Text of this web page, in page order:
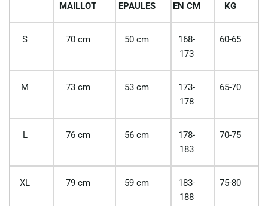
MAILLOT
EPAULES
EN CM
KG
S 70 cm 50 cm
168-
173
60-65
M 73 cm 53 cm
173-
178
65-70
L 76 cm 56 cm
178-
183
70-75
XL 79 cm 59 cm
183-
188
75-80